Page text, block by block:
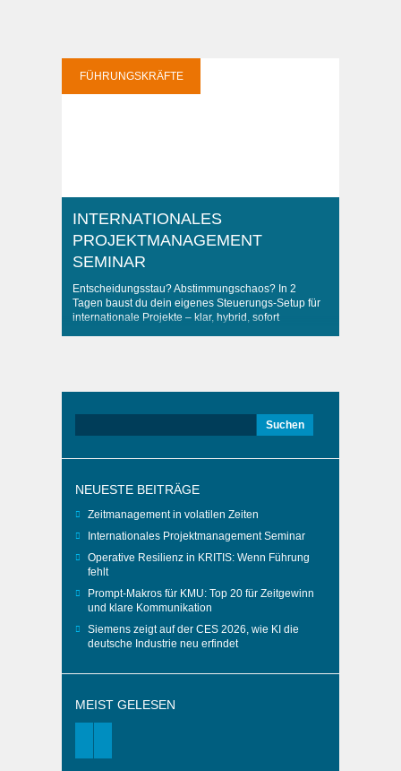
FÜHRUNGSKRÄFTE
INTERNATIONALES
PROJEKTMANAGEMENT
SEMINAR
Entscheidungsstau? Abstimmungschaos? In 2
Tagen baust du dein eigenes Steuerungs-Setup für
internationale Projekte – klar, hybrid, sofort
nach:
NEUESTE BEITRÄGE
Zeitmanagement in volatilen Zeiten
Internationales Projektmanagement Seminar
Operative Resilienz in KRITIS: Wenn Führung
fehlt
Prompt-Makros für KMU: Top 20 für Zeitgewinn
und klare Kommunikation
Siemens zeigt auf der CES 2026, wie KI die
deutsche Industrie neu erfindet
MEIST GELESEN